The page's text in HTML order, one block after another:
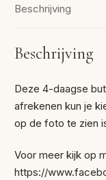
Beschrijving
Beschrijving
Deze 4-daagse
afrekenen kun je
op de foto te zien
Voor meer kijk op
https://